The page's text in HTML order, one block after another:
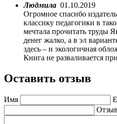
Людмила 01.10.2019
Огромное спасибо
классику педагогики в
мечтала прочитать труды
денег жалко, а в эл
здесь – и экологичная
Книга не разваливается
Оставить отзыв
Имя
Отзыв